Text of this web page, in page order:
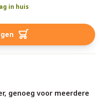
in huis
genoeg voor meerdere